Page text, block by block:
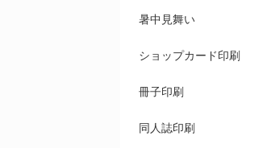
暑中見舞い
ショップカード印刷
冊子印刷
同人誌印刷